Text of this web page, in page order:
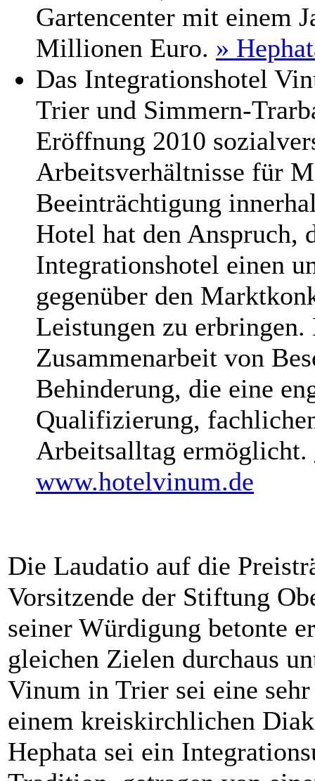
Gartencenter mit einem
Millionen Euro. »
Das Integrationshotel
Trier und Simmern-
Eröffnung 2010
Arbeitsverhältnisse für
Beeinträchtigung
Hotel hat den Anspruch,
Integrationshotel einen
gegenüber den
Leistungen zu
Zusammenarbeit von
Behinderung, die eine
Qualifizierung,
Arbeitsalltag ermöglicht.
www.hotelvinum.de
Die Laudatio auf die
Vorsitzende der Stiftung
seiner Würdigung betonte
gleichen Zielen durchaus
Vinum in Trier sei eine
einem kreiskirchlichen
Hephata sei ein